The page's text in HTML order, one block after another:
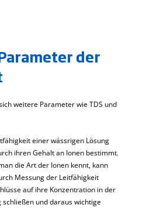
der
weitere Parameter wie TDS und
einer wässrigen Lösung
ihren Gehalt an Ionen bestimmt.
die Art der Ionen kennt, kann
Messung der Leitfähigkeit
auf ihre Konzentration in der
schließen und daraus wichtige